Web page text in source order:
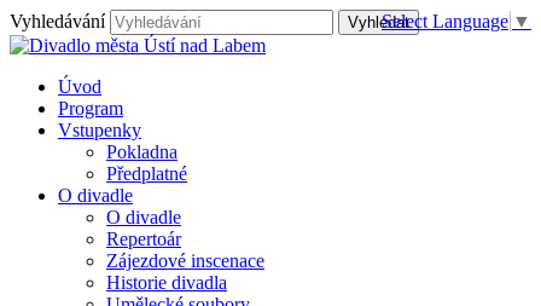
Vyhledávání
Úvod
Program
Vstupenky
Pokladna
Předplatné
O divadle
O divadle
Repertoár
Zájezdové inscenace
Historie divadla
Select Language ▼